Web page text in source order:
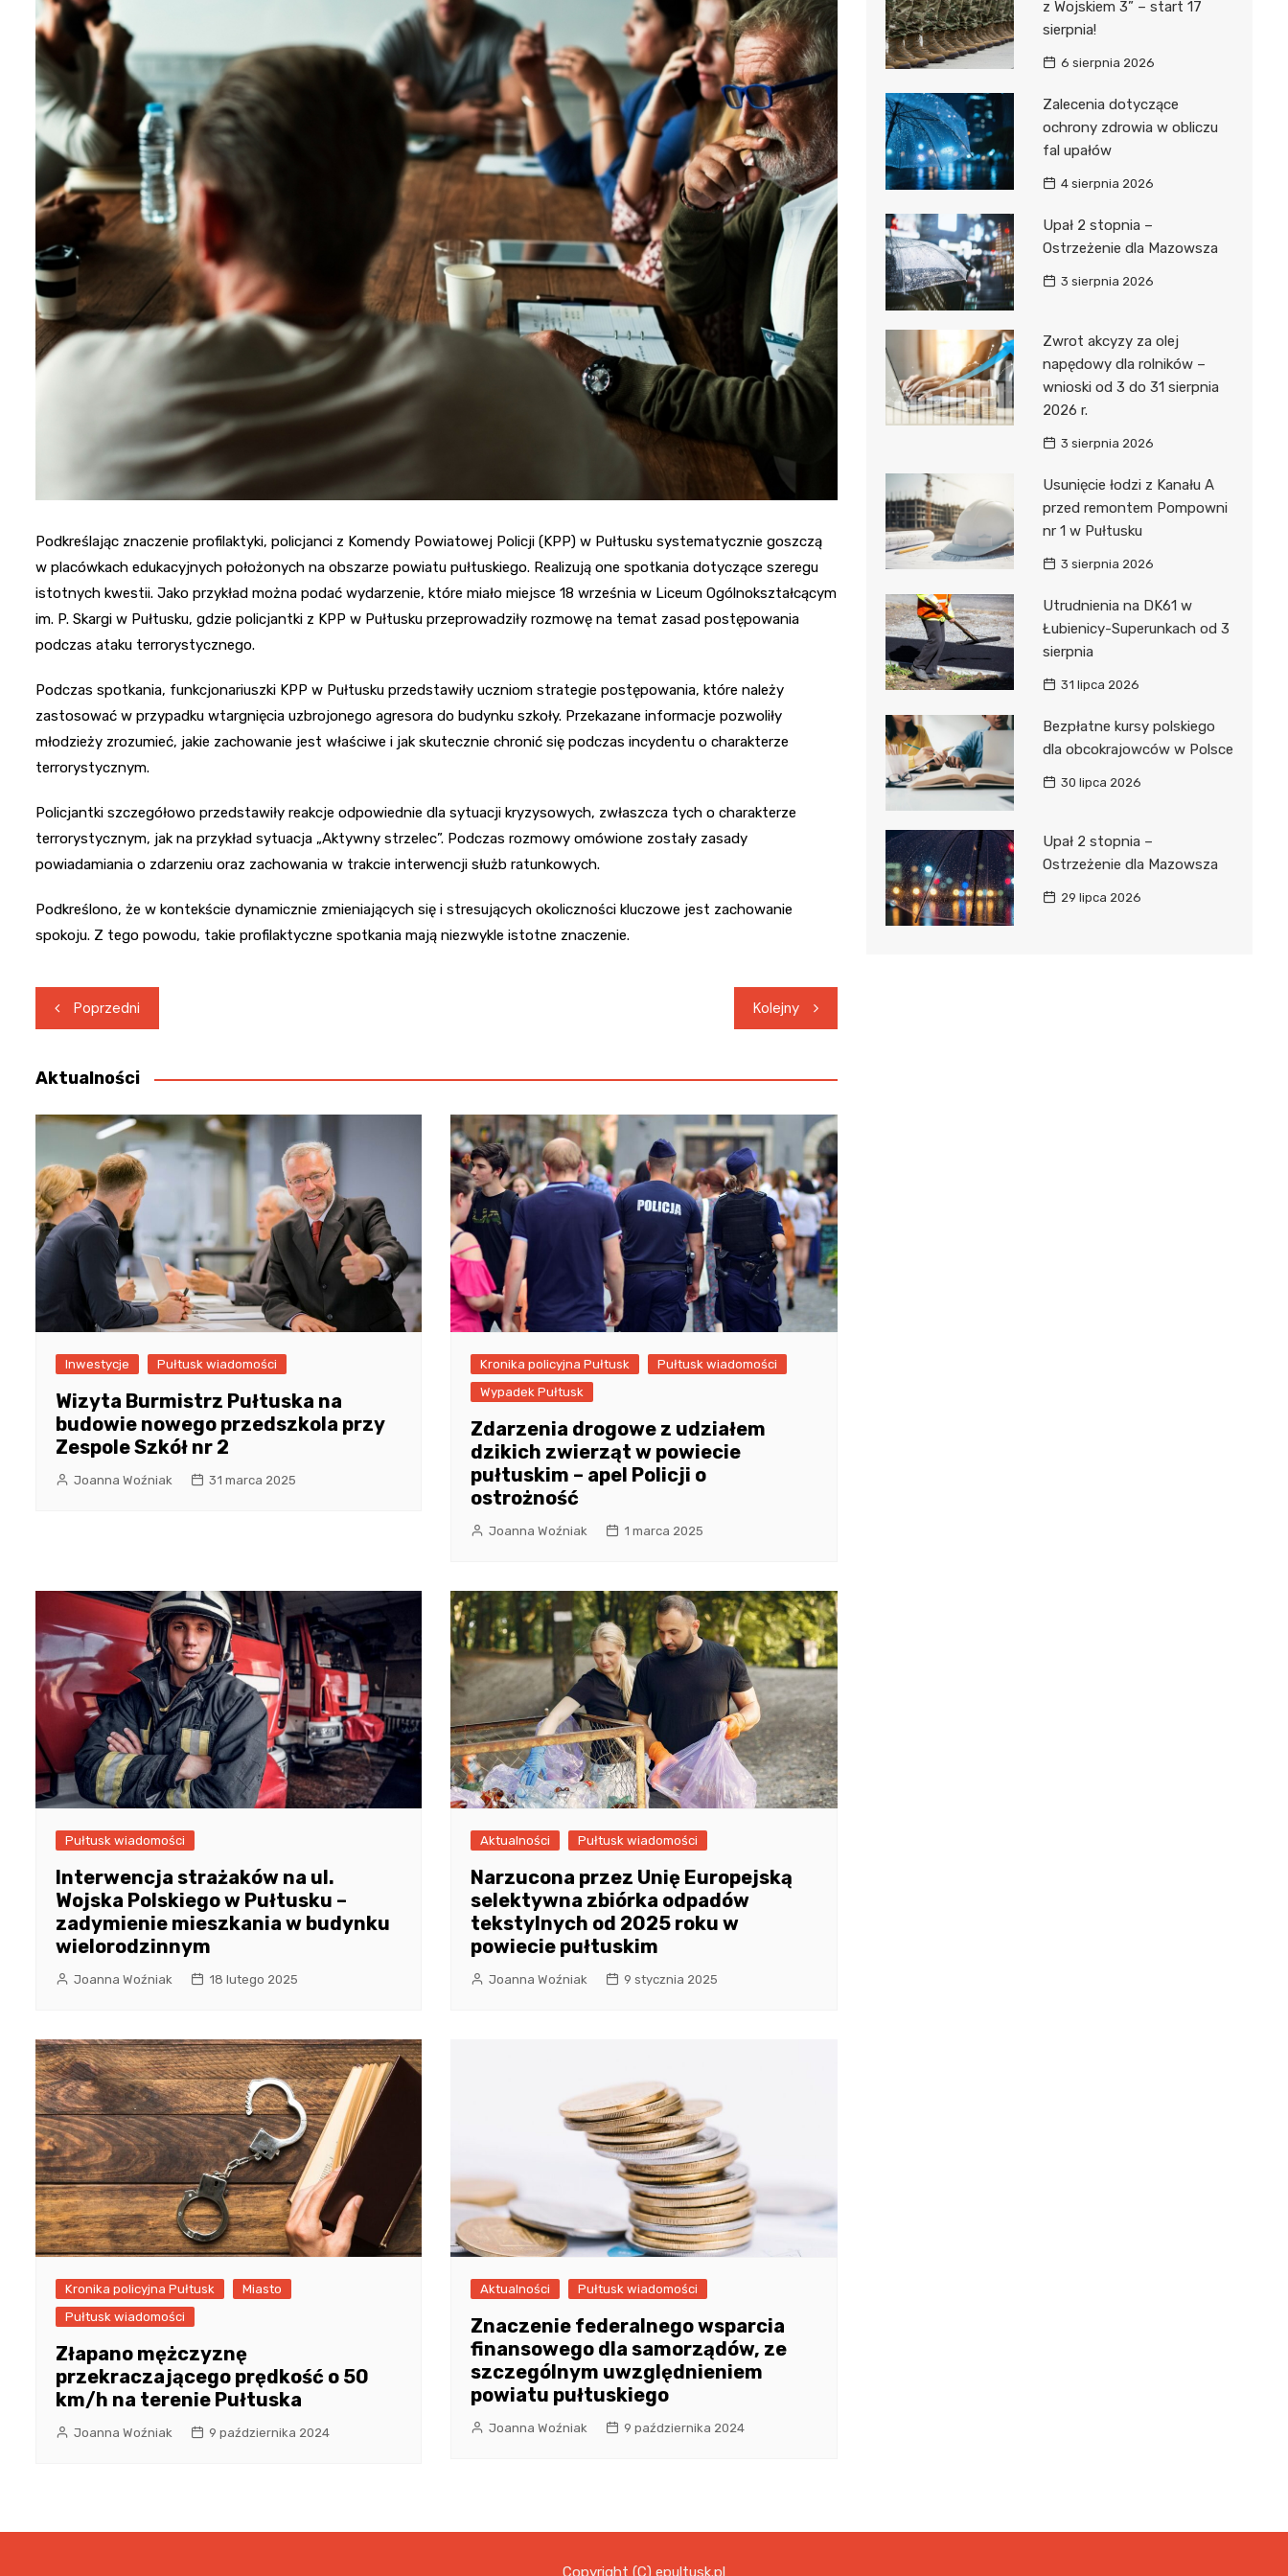
Podkreślając znaczenie profilaktyki, policjanci z Komendy Powiatowej Policji (KPP) w Pułtusku systematycznie goszczą
w placówkach edukacyjnych położonych na obszarze powiatu pułtuskiego. Realizują one spotkania dotyczące szeregu
istotnych kwestii. Jako przykład można podać wydarzenie, które miało miejsce 18 września w Liceum Ogólnokształcącym
im. P. Skargi w Pułtusku, gdzie policjantki z KPP w Pułtusku przeprowadziły rozmowę na temat zasad postępowania
podczas ataku terrorystycznego.
Podczas spotkania, funkcjonariuszki KPP w Pułtusku przedstawiły uczniom strategie postępowania, które należy
zastosować w przypadku wtargnięcia uzbrojonego agresora do budynku szkoły. Przekazane informacje pozwoliły
młodzieży zrozumieć, jakie zachowanie jest właściwe i jak skutecznie chronić się podczas incydentu o charakterze
terrorystycznym.
Policjantki szczegółowo przedstawiły reakcje odpowiednie dla sytuacji kryzysowych, zwłaszcza tych o charakterze
terrorystycznym, jak na przykład sytuacja „Aktywny strzelec”. Podczas rozmowy omówione zostały zasady
powiadamiania o zdarzeniu oraz zachowania w trakcie interwencji służb ratunkowych.
Podkreślono, że w kontekście dynamicznie zmieniających się i stresujących okoliczności kluczowe jest zachowanie
spokoju. Z tego powodu, takie profilaktyczne spotkania mają niezwykle istotne znaczenie.
Nawigacja
wpisu
Poprzedni Kolejny
Aktualności
Inwestycje Pułtusk wiadomości
Wizyta Burmistrz Pułtuska na
budowie nowego przedszkola przy
Zespole Szkół nr 2
Joanna Woźniak 31 marca 2025
Kronika policyjna Pułtusk
Pułtusk wiadomości
Wypadek Pułtusk
Zdarzenia drogowe z udziałem
dzikich zwierząt w powiecie
pułtuskim – apel Policji o
ostrożność
Joanna Woźniak 1 marca 2025
Pułtusk wiadomości
Interwencja strażaków na ul.
Wojska Polskiego w Pułtusku –
zadymienie mieszkania w budynku
wielorodzinnym
Joanna Woźniak 18 lutego 2025
Aktualności Pułtusk wiadomości
Narzucona przez Unię Europejską
selektywna zbiórka odpadów
tekstylnych od 2025 roku w
powiecie pułtuskim
Joanna Woźniak 9 stycznia 2025
Kronika policyjna Pułtusk
Miasto
Pułtusk wiadomości
Złapano mężczyznę
przekraczającego prędkość o 50
km/h na terenie Pułtuska
Joanna Woźniak 9 października 2024
Aktualności Pułtusk wiadomości
Znaczenie federalnego wsparcia
finansowego dla samorządów, ze
szczególnym uwzględnieniem
powiatu pułtuskiego
Joanna Woźniak 9 października 2024
z Wojskiem 3” – start 17
sierpnia!
6 sierpnia 2026
Zalecenia dotyczące
ochrony zdrowia w obliczu
fal upałów
4 sierpnia 2026
Upał 2 stopnia –
Ostrzeżenie dla Mazowsza
3 sierpnia 2026
Zwrot akcyzy za olej
napędowy dla rolników –
wnioski od 3 do 31 sierpnia
2026 r.
3 sierpnia 2026
Usunięcie łodzi z Kanału A
przed remontem Pompowni
nr 1 w Pułtusku
3 sierpnia 2026
Utrudnienia na DK61 w
Łubienicy-Superunkach od 3
sierpnia
31 lipca 2026
Bezpłatne kursy polskiego
dla obcokrajowców w Polsce
30 lipca 2026
Upał 2 stopnia –
Ostrzeżenie dla Mazowsza
29 lipca 2026
Copyright (C) epultusk.pl